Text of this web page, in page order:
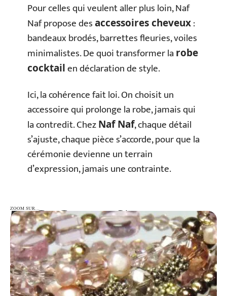
Pour celles qui veulent aller plus loin, Naf
Naf propose desaccessoires cheveux:
bandeaux brodés, barrettes fleuries, voiles
minimalistes. De quoi transformer larobe
cocktailen déclaration de style.
Ici, la cohérence fait loi. On choisit un
accessoire qui prolonge la robe, jamais qui
la contredit. ChezNaf Naf, chaque détail
s’ajuste, chaque pièce s’accorde, pour que la
cérémonie devienne un terrain
d’expression, jamais une contrainte.
ZOOM SUR…
ZOOM SUR…